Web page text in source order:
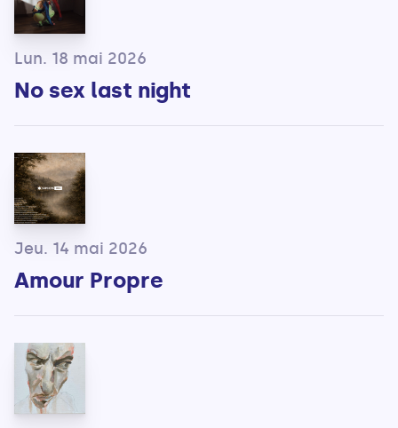
Lun. 18 mai 2026
No sex last night
Jeu. 14 mai 2026
Amour Propre